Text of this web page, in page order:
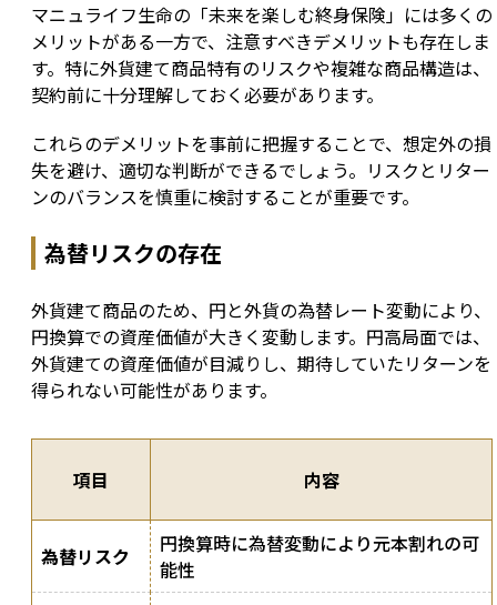
マニュライフ生命の「未来を楽しむ終身保険」には多くの
メリットがある一方で、注意すべきデメリットも存在しま
す。特に外貨建て商品特有のリスクや複雑な商品構造は、
契約前に十分理解しておく必要があります。
これらのデメリットを事前に把握することで、想定外の損
失を避け、適切な判断ができるでしょう。リスクとリター
ンのバランスを慎重に検討することが重要です。
為替リスクの存在
外貨建て商品のため、円と外貨の為替レート変動により、
円換算での資産価値が大きく変動します。円高局面では、
外貨建ての資産価値が目減りし、期待していたリターンを
得られない可能性があります。
項目 内容
為替リスク
円換算時に為替変動により元本割れの可
能性